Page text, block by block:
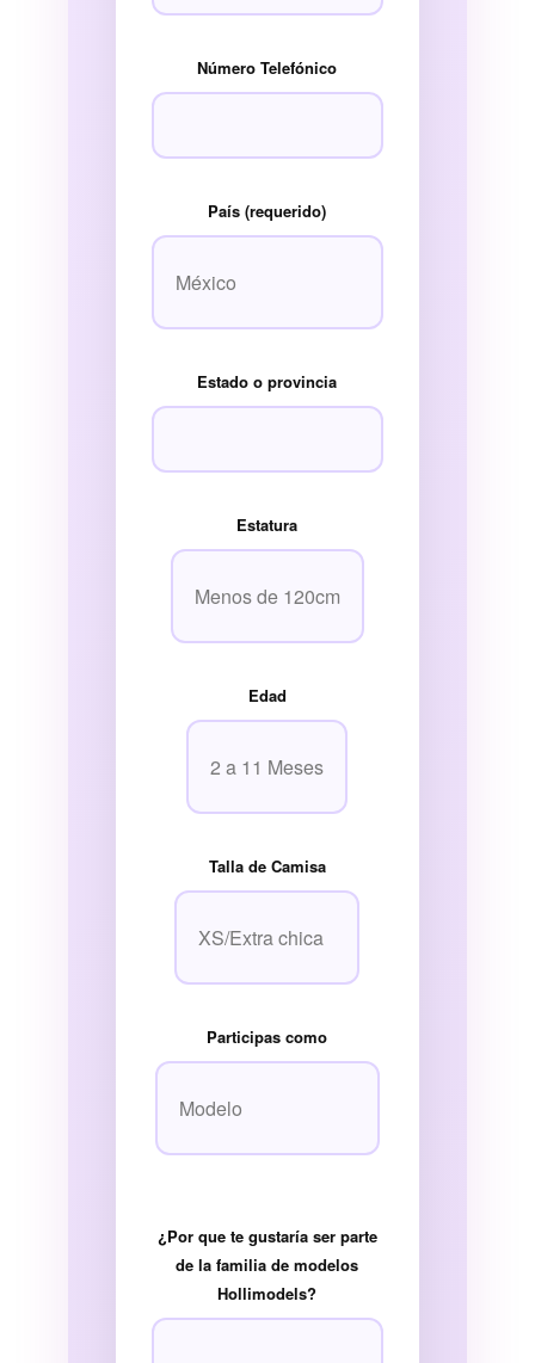
Número Telefónico
País (requerido)
Estado o provincia
Estatura
Edad
Talla de Camisa
Participas como
¿Por que te gustaría ser parte
de la familia de modelos
Hollimodels?